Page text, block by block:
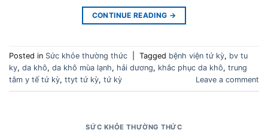
CONTINUE READING →
Posted in Sức khỏe thường thức Tagged bệnh viện tứ kỳ, bv tu
ky, da khô, da khô mùa lạnh, hải dương, khắc phục da khô, trung
tâm y tế tứ kỳ, ttyt tứ kỳ, tứ kỳ Leave a comment
SỨC KHỎE THƯỜNG THỨC